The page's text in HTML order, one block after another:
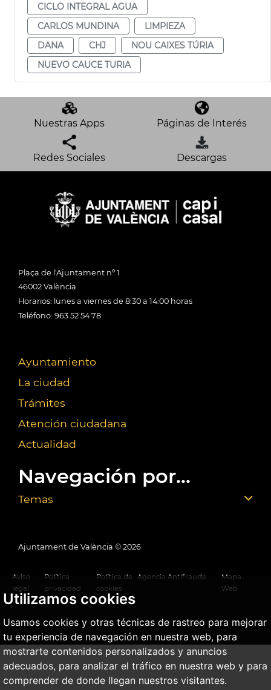
Utilizamos cookies
Usamos cookies y otras técnicas de rastreo para mejorar
tu experiencia de navegación en nuestra web, para
mostrarte contenidos personalizados y anuncios
adecuados, para analizar el tráfico en nuestra web y para
comprender de donde llegan nuestros visitantes.
CICLO INTEGRAL AGUA
CARLOS MUNDINA
LIMPIEZA
DANA
CHJ
NOU CAIXES TÚRIA
NUEVO CAUCE TURIA
Nuestras Apps Páginas de Interés
Redes Sociales Descargas
Plaça de l'Ajuntament nº 1
46002 València
Horarios: lunes a viernes de 8:30 a 14:00 horas
Teléfono: 963 52 54 78
Ayuntamiento
La ciudad
Trámites
Atención ciudadana
Actualidad
Navegación por...
Temas
Ajuntament de València © 2026
Aviso
legal
Política
privacidad
Política de
cookies
Agencia Antifraude
Mapa
Web